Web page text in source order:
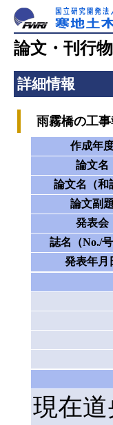
論文・刊行
詳細情報
雨霧橋の工事
作成年
論文名
論文名（和
論文副題
発表会
誌名（No./号
発表年月
現在